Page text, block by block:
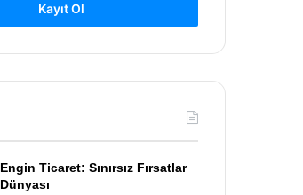
Kayıt Ol
Engin Ticaret: Sınırsız Fırsatlar
Dünyası